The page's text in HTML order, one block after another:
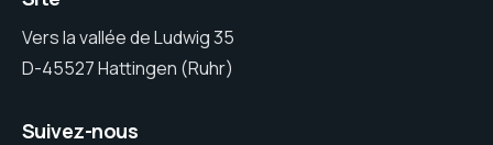
Vers la vallée de Ludwig 35
D-45527 Hattingen (Ruhr)
Suivez-nous